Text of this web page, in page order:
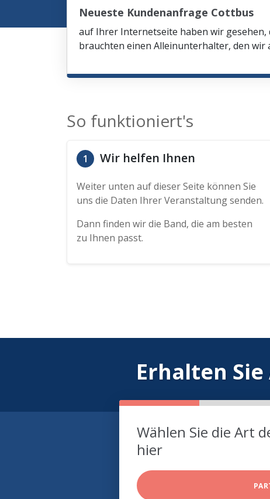
Neueste Kundenanfrage Cottbus
auf Ihrer Internetseite haben wir
brauchten einen Alleinunterhalter, den wir
So funktioniert's
1 Wir helfen Ihnen
Weiter unten auf dieser Seite können Sie
uns die Daten Ihrer Veranstaltung senden.
Dann finden wir die Band, die am besten
zu Ihnen passt.
Erhalten
Wählen Sie die Art
hier